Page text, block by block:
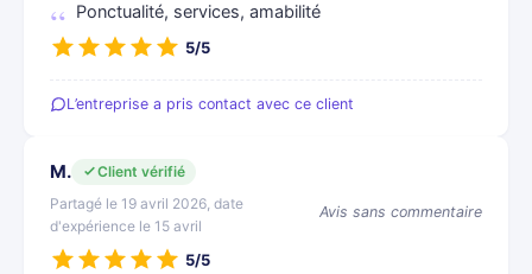
Ponctualité, services, amabilité
5/5
L’entreprise a pris contact avec ce client
M.
Client vérifié
Partagé le 19 avril 2026, date
d'expérience le 15 avril
Avis sans commentaire
5/5